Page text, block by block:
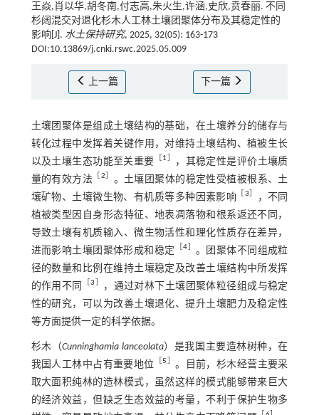
王焱,肖以华,胡冬南,付志高,朱火生,许涵,史欣,贲春丽. 不同
杉阔混交对退化杉木人工林土壤团聚体分布及其稳定性的
影响[J]. 水土保持研究, 2025, 32(05): 163-173
DOI:10.13869/j.cnki.rswc.2025.05.009
上一篇 下一篇
土壤团聚体是组成土壤结构的基础，在土壤养分的储存与
转化过程中发挥着关键作用，对维持土壤结构、植被生长
以及土壤生态功能至关重要 ［1］
，其稳定性是评价土壤质
量的有效方法 ［2］ 。土壤团聚体的稳定性受植被根系、土
壤矿物、土壤微生物、有机质等多种因素影响
［3］
，不同
植被类型因自身形态特征、地表凋落物和根系返还不同，
导致土壤有机质输入、微生物活性和理化性质存在差异，
进而影响土壤团聚体形成和稳定
［4］ 。团聚体不同组成粒
径的数量和比例在维持土壤稳定及改善土壤结构中所发挥
的作用不同
［3］
，通过对林下土壤团聚体粒径组成与稳定
性的研究，可以为改善土壤退化、提升土壤肥力及稳定性
等方面提供一定的科学依据。
杉木（Cunninghamia lanceolata）是我国主要造林树种，在
我国人工林中占有重要地位
［5］ 。目前，杉木经营主要采
取大面积纯林的造林模式，虽然这样的模式能够带来巨大
的经济效益，但缺乏生态效益的考量，不利于保护生物多